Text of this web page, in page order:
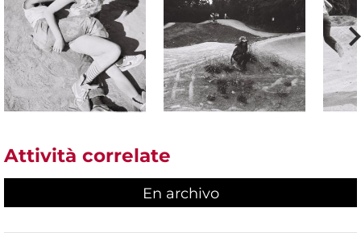
Attività correlate
En archivo